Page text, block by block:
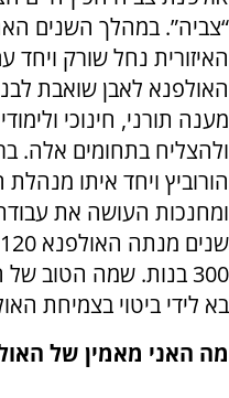
“צביה”. במהלך השנים
האיזורית נחל שורק
האולפנא לאבן שואבת
מענה תורני, חינוכי
ולהצליח בתחומים אלה.
הורוביץ ויחד איתו מנהלת
300 בנות. שמה הטוב
בא לידי ביטוי בצמיחת
מה האני מאמין של